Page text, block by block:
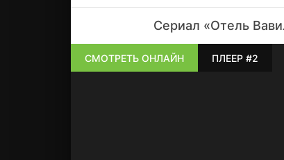
Сериал «Отель
СМОТРЕТЬ ОНЛАЙН ПЛЕЕР #2